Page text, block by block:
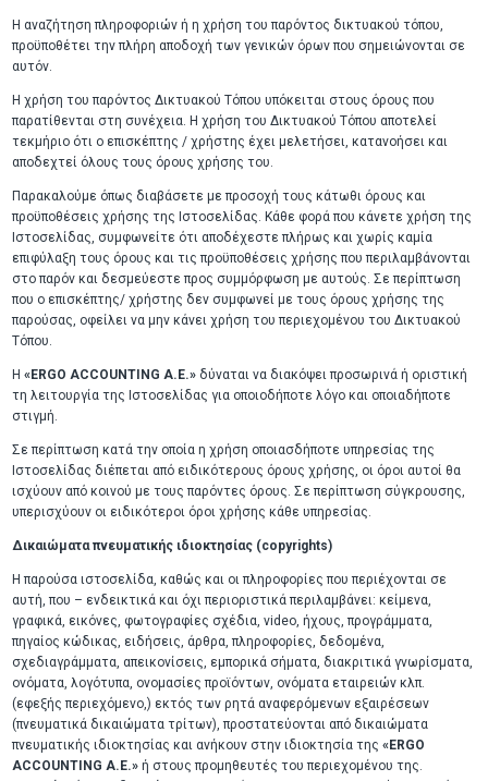
Η αναζήτηση πληροφοριών ή η χρήση του παρόντος δικτυακού τόπου,
προϋποθέτει την πλήρη αποδοχή των γενικών όρων που σημειώνονται σε
αυτόν.
Η χρήση του παρόντος Δικτυακού Τόπου υπόκειται στους όρους που
παρατίθενται στη συνέχεια. Η χρήση του Δικτυακού Τόπου αποτελεί
τεκμήριο ότι ο επισκέπτης / χρήστης έχει μελετήσει, κατανοήσει και
αποδεχτεί όλους τους όρους χρήσης του.
Παρακαλούμε όπως διαβάσετε με προσοχή τους κάτωθι όρους και
προϋποθέσεις χρήσης της Ιστοσελίδας. Κάθε φορά που κάνετε χρήση της
Ιστοσελίδας, συμφωνείτε ότι αποδέχεστε πλήρως και χωρίς καμία
επιφύλαξη τους όρους και τις προϋποθέσεις χρήσης που περιλαμβάνονται
στο παρόν και δεσμεύεστε προς συμμόρφωση με αυτούς. Σε περίπτωση
που ο επισκέπτης/ χρήστης δεν συμφωνεί με τους όρους χρήσης της
παρούσας, οφείλει να μην κάνει χρήση του περιεχομένου του Δικτυακού
Τόπου.
Η «ERGO ACCOUNTING A.E.» δύναται να διακόψει προσωρινά ή οριστική
τη λειτουργία της Ιστοσελίδας για οποιοδήποτε λόγο και οποιαδήποτε
στιγμή.
Σε περίπτωση κατά την οποία η χρήση οποιασδήποτε υπηρεσίας της
Ιστοσελίδας διέπεται από ειδικότερους όρους χρήσης, οι όροι αυτοί θα
ισχύουν από κοινού με τους παρόντες όρους. Σε περίπτωση σύγκρουσης,
υπερισχύουν οι ειδικότεροι όροι χρήσης κάθε υπηρεσίας.
Δικαιώματα πνευματικής ιδιοκτησίας (copyrights)
Η παρούσα ιστοσελίδα, καθώς και οι πληροφορίες που περιέχονται σε
αυτή, που – ενδεικτικά και όχι περιοριστικά περιλαμβάνει: κείμενα,
γραφικά, εικόνες, φωτογραφίες σχέδια, video, ήχους, προγράμματα,
πηγαίος κώδικας, ειδήσεις, άρθρα, πληροφορίες, δεδομένα,
σχεδιαγράμματα, απεικονίσεις, εμπορικά σήματα, διακριτικά γνωρίσματα,
ονόματα, λογότυπα, ονομασίες προϊόντων, ονόματα εταιρειών κλπ.
(εφεξής περιεχόμενο,) εκτός των ρητά αναφερόμενων εξαιρέσεων
(πνευματικά δικαιώματα τρίτων), προστατεύονται από δικαιώματα
πνευματικής ιδιοκτησίας και ανήκουν στην ιδιοκτησία της «ERGO
ACCOUNTING A.E.» ή στους προμηθευτές του περιεχομένου της.